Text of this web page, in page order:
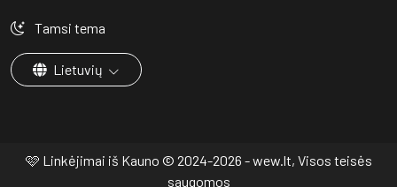
Tamsi tema
Lietuvių
🩷 Linkėjimai iš Kauno © 2024-2026 - wew.lt, Visos teisės
saugomos